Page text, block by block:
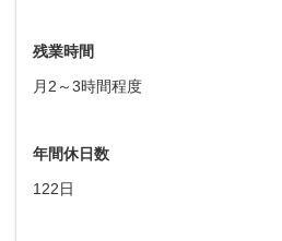
残業時間
月2～3時間程度
年間休日数
122日